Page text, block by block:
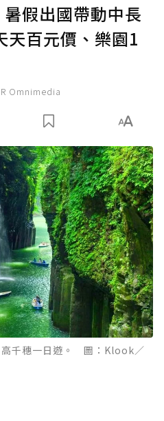
假出國帶動中長
天百元價、樂園1
Omnimedia
高千穗一日遊。 圖：Klook／